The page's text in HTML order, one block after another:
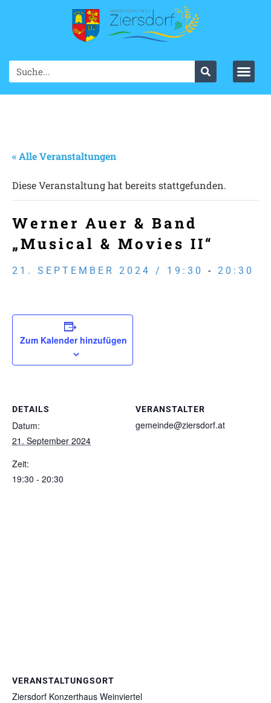
« Alle Veranstaltungen
Diese Veranstaltung hat bereits stattgefunden.
Werner Auer & Band
„Musical & Movies II“
21. SEPTEMBER 2024 / 19:30 - 20:30
Zum Kalender hinzufügen
DETAILS
Datum:
21. September 2024
Zeit:
19:30 - 20:30
VERANSTALTER
gemeinde@ziersdorf.at
VERANSTALTUNGSORT
Ziersdorf Konzerthaus Weinviertel